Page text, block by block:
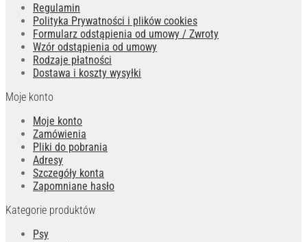
Regulamin
Polityka Prywatności i plików cookies
Formularz odstąpienia od umowy / Zwroty
Wzór odstąpienia od umowy
Rodzaje płatności
Dostawa i koszty wysyłki
Moje konto
Moje konto
Zamówienia
Pliki do pobrania
Adresy
Szczegóły konta
Zapomniane hasło
Kategorie produktów
Psy